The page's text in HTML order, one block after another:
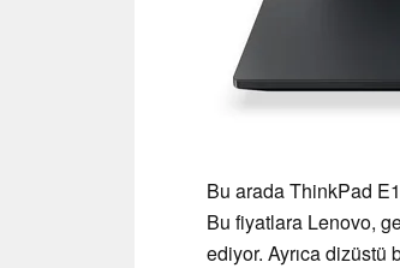
Bu arada ThinkPad
Bu fiyatlara Lenovo,
ediyor. Ayrıca dizüstü